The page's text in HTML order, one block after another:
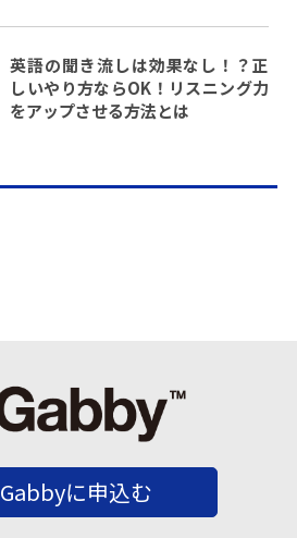
英語の聞き流しは効果なし！？正
しいやり方ならOK！リスニング力
をアップさせる方法とは
Gabbyに申込む